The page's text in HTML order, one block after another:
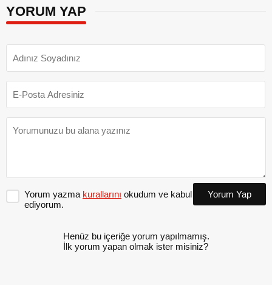
YORUM YAP
Yorum yazma kurallarını okudum ve kabul
ediyorum.
Yorum Yap
Henüz bu içeriğe yorum yapılmamış.
İlk yorum yapan olmak ister misiniz?